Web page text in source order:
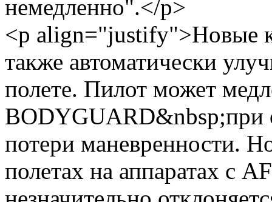
немедленно".</p>
<p align="justify">Новые
также автоматически
полете. Пилот может
BODYGUARD&nbsp;при
потери маневренности.
полетах на аппаратах с